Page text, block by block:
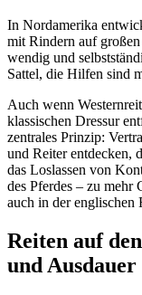
In Nordamerika
mit Rindern auf
wendig und
Sattel, die Hilfen sind
Auch wenn
klassischen Dressur
zentrales Prinzip:
und Reiter entdecken,
das Loslassen von
des Pferdes – zu mehr
auch in der englischen
Reiten auf
und Ausdauer